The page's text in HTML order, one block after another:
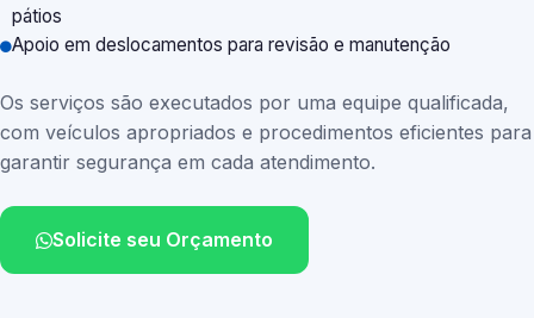
pátios
Apoio em deslocamentos para revisão e manutenção
Os serviços são executados por uma equipe qualificada,
com veículos apropriados e procedimentos eficientes para
garantir segurança em cada atendimento.
Solicite seu Orçamento